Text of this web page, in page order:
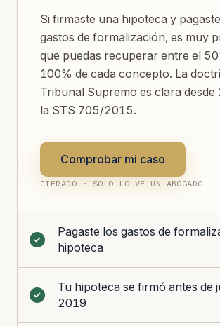
Si firmaste una hipoteca y
gastos de formalización, es muy
que puedas recuperar entre el
100% de cada concepto. La
Tribunal Supremo es clara
la STS 705/2015.
Comprobar mi caso
CIFRADO · SOLO LO VE UN ABOGADO
Pagaste los gastos de
hipoteca
Tu hipoteca se firmó antes de
2019